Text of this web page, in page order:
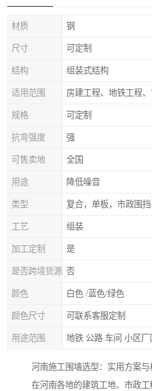
材质 钢
尺寸 可定制
结构 组装式结构
适用范围 房建工程、地铁工程
规格 可定制
抗弯强度 强
可售卖地 全国
用途 降低噪音
类型 复合，单板，市政围挡
工艺 组装
加工定制 是
是否跨境货源 否
颜色 白色 /蓝色/绿色
颜色尺寸 可联系客服定制
用途范围 地铁 公路 车间 小区厂
河南施工围墙选型：实用方案
在河南各地的建筑工地、市政工